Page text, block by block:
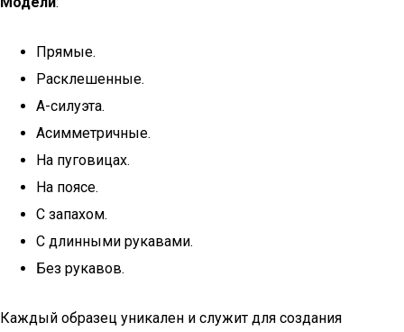
Прямые.
Расклешенные.
А-силуэта.
Асимметричные.
На пуговицах.
На поясе.
С запахом.
С длинными рукавами.
Без рукавов.
Каждый образец уникален и служит для создания